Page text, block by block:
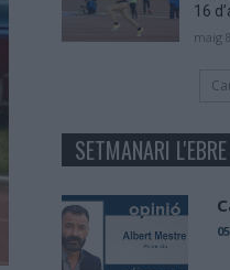
16
maig
SETMANARI L'EBRE